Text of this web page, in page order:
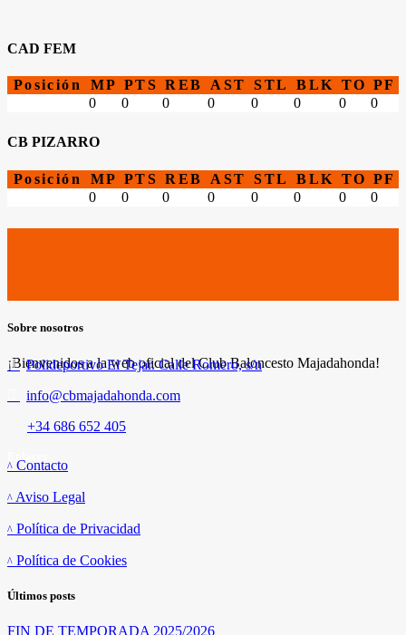
CAD FEM
Posición MP PTS REB AST STL BLK TO PF
0
0 0 0 0 0 0 0
CB PIZARRO
Posición MP PTS REB AST STL BLK TO PF
0
0 0 0 0 0 0 0
Sobre nosotros
¡Bienvenidos a la web oficial del Club Baloncesto Majadahonda!
Polideportivo El Tejar. Calle Romero, s/n
info@cbmajadahonda.com
+34 686 652 405
Contacto
Aviso Legal
Política de Privacidad
Política de Cookies
Últimos posts
FIN DE TEMPORADA 2025/2026